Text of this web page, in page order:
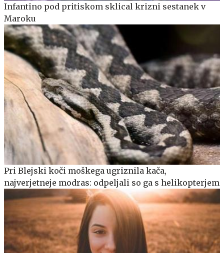
Infantino pod pritiskom sklical krizni sestanek v
Maroku
Pri Blejski koči moškega ugriznila kača,
najverjetneje modras: odpeljali so ga s helikopterjem